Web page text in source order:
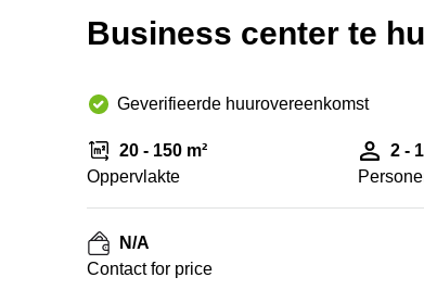
Business center te
Geverifieerde huurovereenkomst
20 - 150 m²
Oppervlakte
2 -
N/A
Contact for price